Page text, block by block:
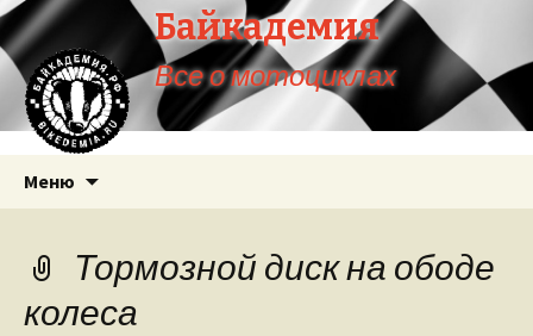
Байкадемия
Все о мотоциклах
Меню
Тормозной диск на ободе
колеса